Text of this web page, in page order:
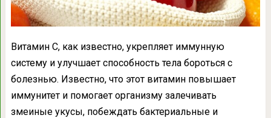
Витамин С, как известно, укрепляет иммунную
систему и улучшает способность тела бороться с
болезнью. Известно, что этот витамин повышает
иммунитет и помогает организму залечивать
змеиные укусы, побеждать бактериальные и